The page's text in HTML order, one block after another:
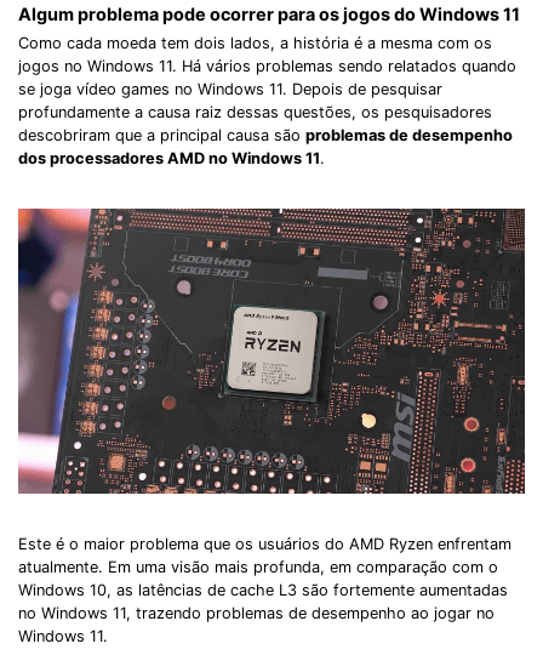
Algum problema pode ocorrer para os jogos do Windows 11
Como cada moeda tem dois lados, a história é a mesma com os
jogos no Windows 11. Há vários problemas sendo relatados quando
se joga vídeo games no Windows 11. Depois de pesquisar
profundamente a causa raiz dessas questões, os pesquisadores
descobriram que a principal causa são problemas de desempenho
dos processadores AMD no Windows 11.
Este é o maior problema que os usuários do AMD Ryzen enfrentam
atualmente. Em uma visão mais profunda, em comparação com o
Windows 10, as latências de cache L3 são fortemente aumentadas
no Windows 11, trazendo problemas de desempenho ao jogar no
Windows 11.